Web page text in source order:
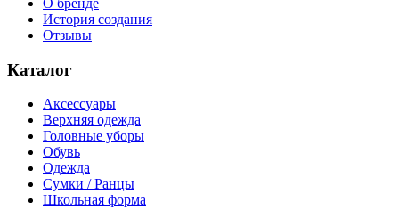
История создания
Отзывы
Каталог
Аксессуары
Верхняя одежда
Головные уборы
Обувь
Одежда
Сумки / Ранцы
Школьная форма